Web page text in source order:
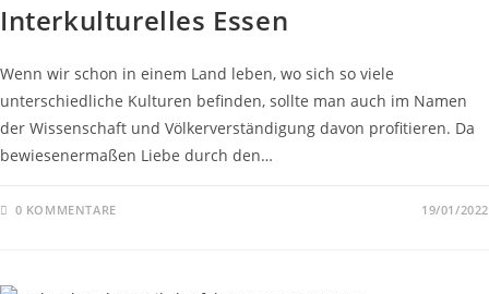
Interkulturelles Essen
Wenn wir schon in einem Land leben, wo sich so viele
unterschiedliche Kulturen befinden, sollte man auch im Namen
der Wissenschaft und Völkerverständigung davon profitieren. Da
bewiesenermaßen Liebe durch den…
0 KOMMENTARE 19/01/2022